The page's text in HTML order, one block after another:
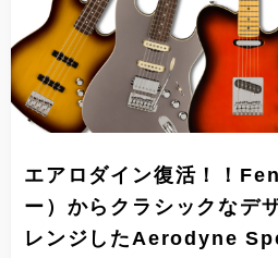
エアロダイン復活！！
ー）からクラシックなデ
レンジしたAerodyne